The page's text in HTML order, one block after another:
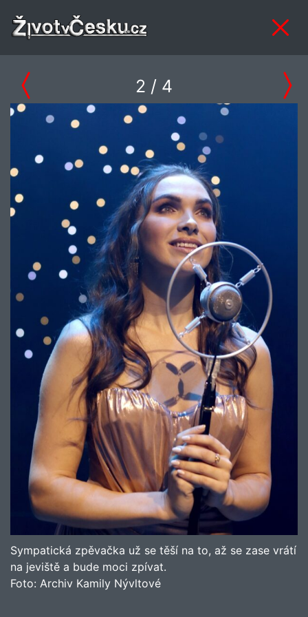
2 / 4
Sympatická zpěvačka už se těší na to, až se zase vrátí
na jeviště a bude moci zpívat.
Foto: Archiv Kamily Nývltové